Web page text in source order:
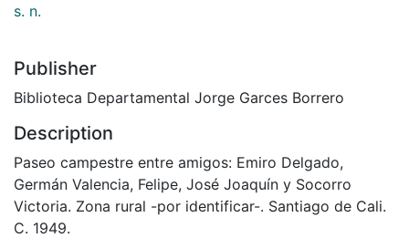
s. n.
Publisher
Biblioteca Departamental Jorge Garces Borrero
Description
Paseo campestre entre amigos: Emiro Delgado,
Germán Valencia, Felipe, José Joaquín y Socorro
Victoria. Zona rural -por identificar-. Santiago de Cali.
C. 1949.